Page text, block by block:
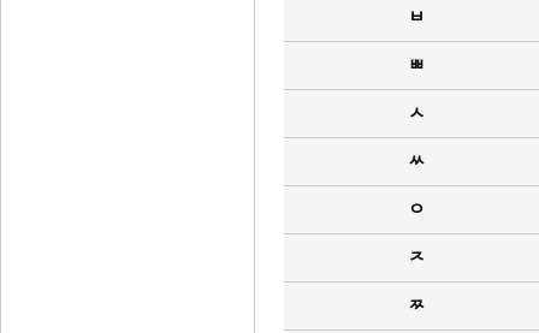
ㅂ
ㅃ
ㅅ
ㅆ
ㅇ
ㅈ
ㅉ